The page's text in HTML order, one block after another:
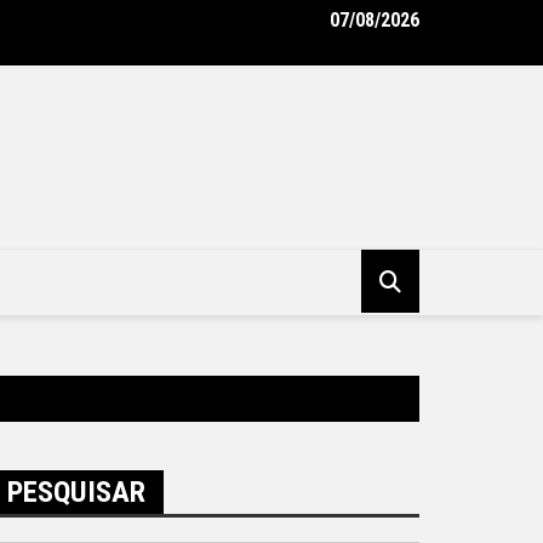
Rodrigo Neves vistoria obras do Supercentro de Exames,
07/08/2026
PESQUISAR